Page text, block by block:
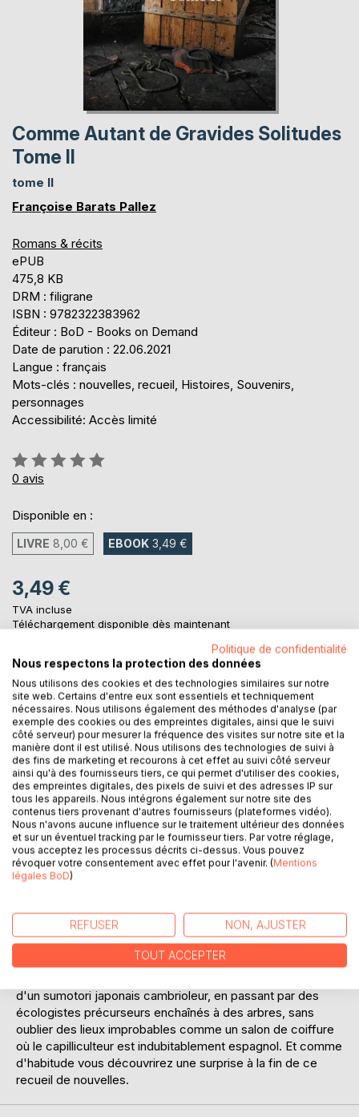
Comme Autant de Gravides Solitudes
Tome II
tome II
Françoise Barats Pallez
Romans & récits
ePUB
475,8 KB
DRM : filigrane
ISBN : 9782322383962
Éditeur : BoD - Books on Demand
Date de parution : 22.06.2021
Langue : français
Mots-clés : nouvelles, recueil, Histoires, Souvenirs,
personnages
Accessibilité: Accès limité
Évaluation:
0%
0 avis
Disponible en :
LIVRE 8,00 € EBOOK 3,49 €
3,49 €
TVA incluse
Téléchargement disponible dès maintenant
AJOUTER AU PANIER
Ajouter à ma liste d'envies
Laisser un avis
DESCRIPTION
Passionnée qu'elle était par l'écriture l'auteure vous à
nouveau dans une série de nouvelles postérieures à celles
du premier tome. On part sur des histoires d'oiseaux, de
chat à la réflexion fertile, d'accouchement vécu de
d'un sumotori japonais cambrioleur, en passant par des
écologistes précurseurs enchaînés à des arbres, sans
oublier des lieux improbables comme un salon de coiffure
où le capilliculteur est indubitablement espagnol. Et comme
d'habitude vous découvrirez une surprise à la fin de ce
recueil de nouvelles.
Politique de confidentialité
Nous respectons la protection des données
Nous utilisons des cookies et des technologies similaires sur notre
site web. Certains d'entre eux sont essentiels et techniquement
nécessaires. Nous utilisons également des méthodes d'analyse (par
exemple des cookies ou des empreintes digitales, ainsi que le suivi
côté serveur) pour mesurer la fréquence des visites sur notre site et la
manière dont il est utilisé. Nous utilisons des technologies de suivi à
des fins de marketing et recourons à cet effet au suivi côté serveur
ainsi qu'à des fournisseurs tiers, ce qui permet d'utiliser des cookies,
des empreintes digitales, des pixels de suivi et des adresses IP sur
tous les appareils. Nous intégrons également sur notre site des
contenus tiers provenant d'autres fournisseurs (plateformes vidéo).
Nous n'avons aucune influence sur le traitement ultérieur des données
et sur un éventuel tracking par le fournisseur tiers. Par votre réglage,
vous acceptez les processus décrits ci-dessus. Vous pouvez
révoquer votre consentement avec effet pour l'avenir. (Mentions
légales BoD)
REFUSER NON, AJUSTER
TOUT ACCEPTER